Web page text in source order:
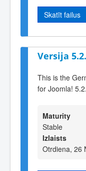
Skatīt failus
Versija
This is the
for Joomla!
Maturity
Stable
Izlaists
Otrdiena, 26